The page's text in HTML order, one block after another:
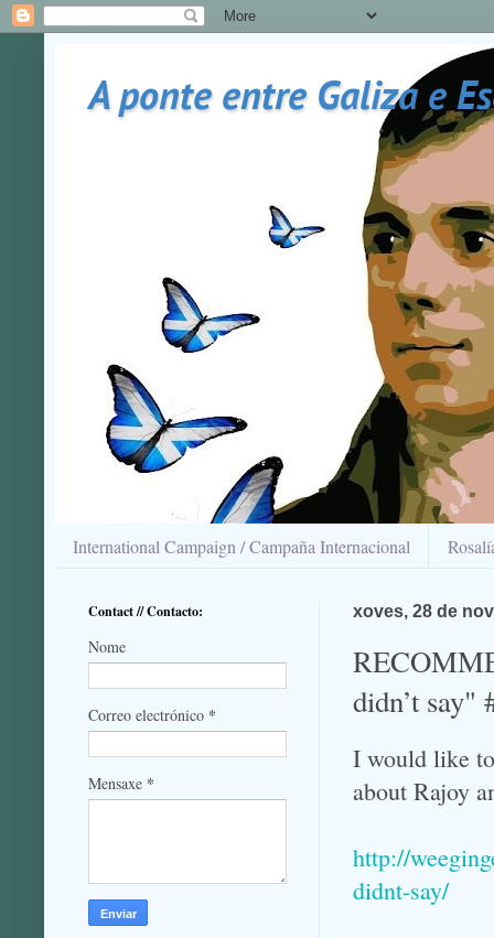
A ponte entre Galiza e
International Campaign / Campaña Internacional
xoves, 28 de
didn’t say"
I would like
about Rajoy
http://
didnt-say/
Contact // Contacto:
Nome
Correo electrónico *
Mensaxe *